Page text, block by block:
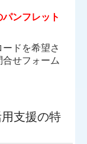
ンフレット
ドを希望さ
せフォーム
支援の特